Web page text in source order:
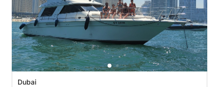
Dubai